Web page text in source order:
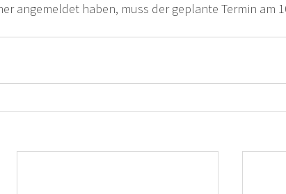
angemeldet haben, muss der geplante Termin am